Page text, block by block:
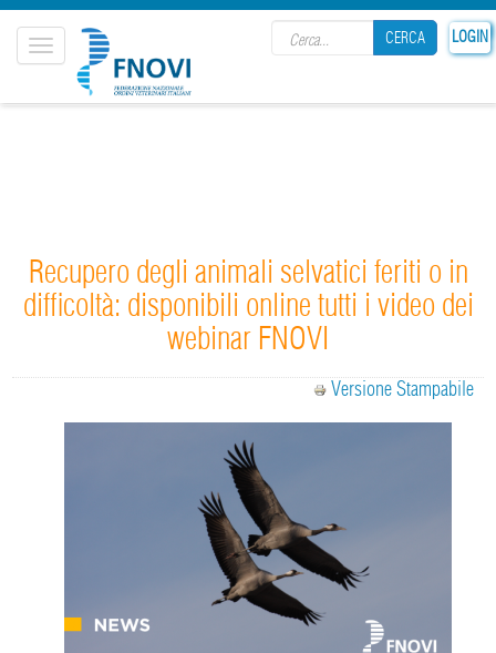
LOGIN
CERCA
Toggle
navigation
Recupero degli animali selvatici feriti o in
difficoltà: disponibili online tutti i video dei
webinar FNOVI
Versione Stampabile